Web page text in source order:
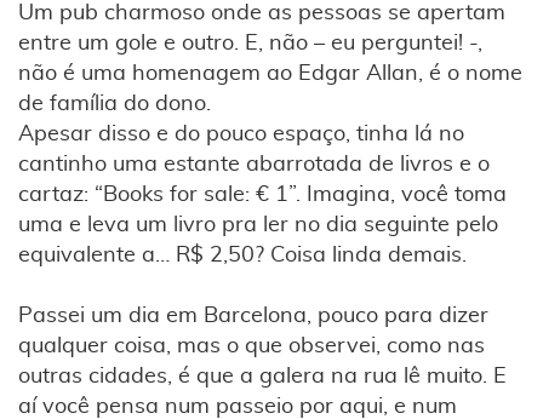
Um pub charmoso onde as pessoas se apertam
entre um gole e outro. E, não – eu perguntei! -,
não é uma homenagem ao Edgar Allan, é o nome
de família do dono.
Apesar disso e do pouco espaço, tinha lá no
cantinho uma estante abarrotada de livros e o
cartaz: “Books for sale: € 1”. Imagina, você toma
uma e leva um livro pra ler no dia seguinte pelo
equivalente a… R$ 2,50? Coisa linda demais.
Passei um dia em Barcelona, pouco para dizer
qualquer coisa, mas o que observei, como nas
outras cidades, é que a galera na rua lê muito. E
aí você pensa num passeio por aqui, e num